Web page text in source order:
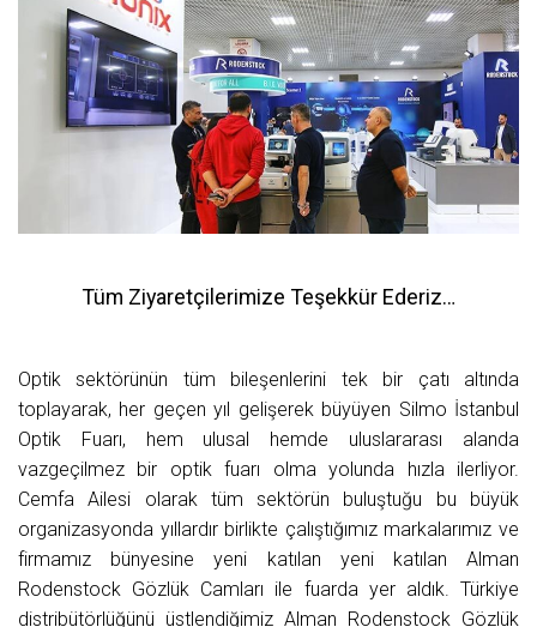
Tüm Ziyaretçilerimize Teşekkür Ederiz…
Optik sektörünün tüm bileşenlerini tek bir çatı altında
toplayarak, her geçen yıl gelişerek büyüyen Silmo İstanbul
Optik Fuarı, hem ulusal hemde uluslararası alanda
vazgeçilmez bir optik fuarı olma yolunda hızla ilerliyor.
Cemfa Ailesi olarak tüm sektörün buluştuğu bu büyük
organizasyonda yıllardır birlikte çalıştığımız markalarımız ve
firmamız bünyesine yeni katılan yeni katılan Alman
Rodenstock Gözlük Camları ile fuarda yer aldık. Türkiye
distribütörlüğünü üstlendiğimiz Alman Rodenstock Gözlük